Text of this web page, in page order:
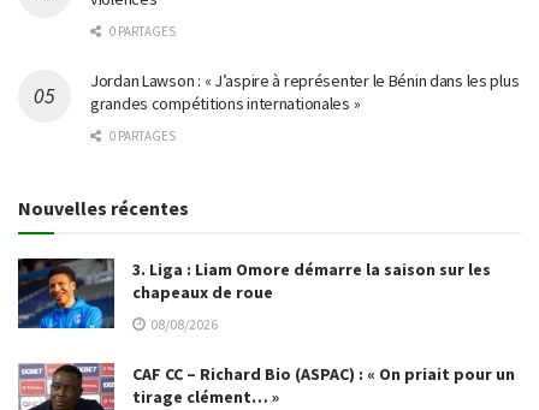
0 PARTAGES
Jordan Lawson : « J’aspire à représenter le Bénin dans les plus
grandes compétitions internationales »
0 PARTAGES
Nouvelles récentes
3. Liga : Liam Omore démarre la saison sur les
chapeaux de roue
08/08/2026
CAF CC – Richard Bio (ASPAC) : « On priait pour un
tirage clément… »